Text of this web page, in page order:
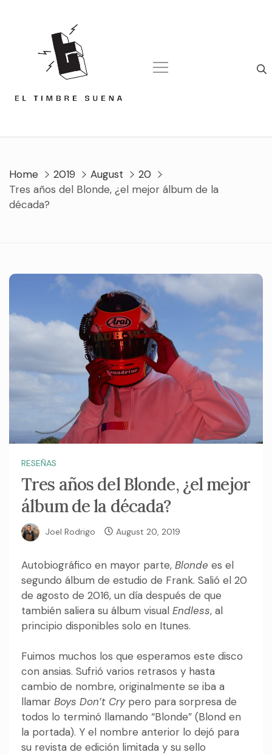
Home 2019 August
20
Tres años del Blonde, ¿el mejor álbum de la
década?
RESEÑAS
Tres años del Blonde, ¿el mejor
álbum de la década?
Joel Rodrigo August 20, 2019
Autobiográfico en mayor parte, Blonde es el
segundo álbum de estudio de Frank. Salió el 20
de agosto de 2016, un día después de que
también saliera su álbum visual Endless, al
principio disponibles solo en Itunes.
Fuimos muchos los que esperamos este disco
con ansias. Sufrió varios retrasos y hasta
cambio de nombre, originalmente se iba a
llamar Boys Don’t Crypero para sorpresa de
todos lo terminó llamando “Blonde” (Blond en
la portada). Y el nombre anterior lo dejó para
su revista de edición limitada y su sello